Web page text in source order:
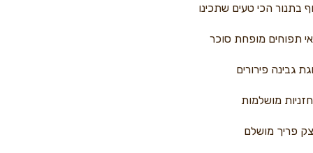
בתנור הכי טעים שתכינו
תפוחים מופחת סוכר
גבינה פירורים
מושלמות
פריך מושלם